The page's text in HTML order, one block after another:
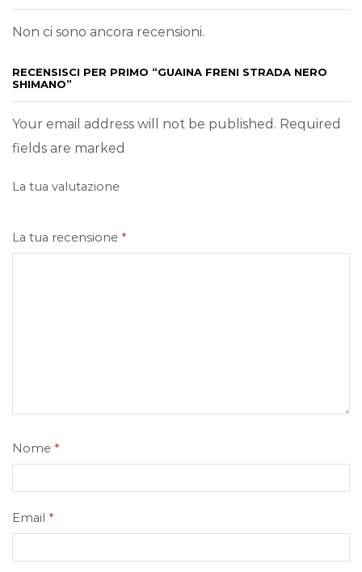
Non ci sono ancora recensioni.
RECENSISCI PER PRIMO “GUAINA FRENI STRADA NERO
SHIMANO”
Your email address will not be published. Required
fields are marked
La tua valutazione
La tua recensione *
Nome *
Email *